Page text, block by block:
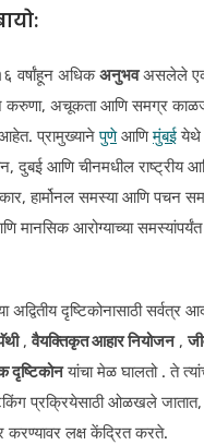
वर्षांहून अधिकअनुभवअसलेले
अचूकता आणि समग्र
आहेत. प्रामुख्यानेपुणेआणिमुंबईयेथे
दुबई आणि चीनमधील राष्ट्रीय
हार्मोनल समस्या आणि पचन
मानसिक आरोग्याच्या
अद्वितीय दृष्टिकोनासाठी सर्वत्र
,वैयक्तिकृत आहार नियोजन,
दृष्टिकोनयांचा मेळ घालतो . ते
प्रक्रियेसाठी ओळखले
करण्यावर लक्ष केंद्रित करते.